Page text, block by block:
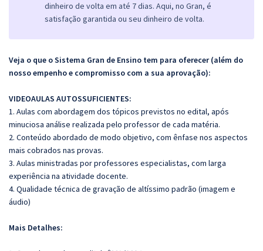
dinheiro de volta em até 7 dias. Aqui, no Gran, é
satisfação garantida ou seu dinheiro de volta.
Veja o que o Sistema Gran de Ensino tem para oferecer (além do
nosso empenho e compromisso com a sua aprovação):
VIDEOAULAS AUTOSSUFICIENTES:
1. Aulas com abordagem dos tópicos previstos no edital, após
minuciosa análise realizada pelo professor de cada matéria.
2. Conteúdo abordado de modo objetivo, com ênfase nos aspectos
mais cobrados nas provas.
3. Aulas ministradas por professores especialistas, com larga
experiência na atividade docente.
4. Qualidade técnica de gravação de altíssimo padrão (imagem e
áudio)
Mais Detalhes: